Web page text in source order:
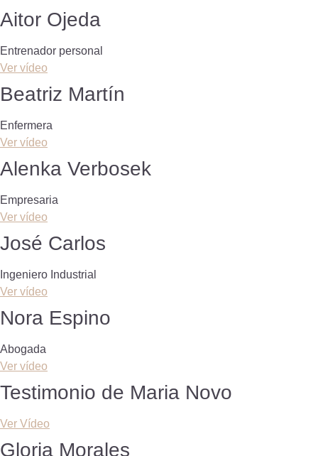
Aitor Ojeda
Entrenador personal
Ver vídeo
Beatriz Martín
Enfermera
Ver vídeo
Alenka Verbosek
Empresaria
Ver vídeo
José Carlos
Ingeniero Industrial
Ver vídeo
Nora Espino
Abogada
Ver vídeo
Testimonio de Maria Novo
Ver Vídeo
Gloria Morales